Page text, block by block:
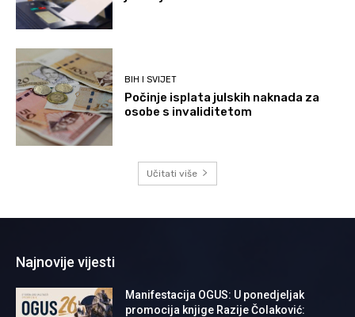
BIH I SVIJET
Počinje isplata julskih naknada za
osobe s invaliditetom
Učitati više
Najnovije vijesti
Manifestacija OGUS: U ponedjeljak
promocija knjige Razije Čolaković: